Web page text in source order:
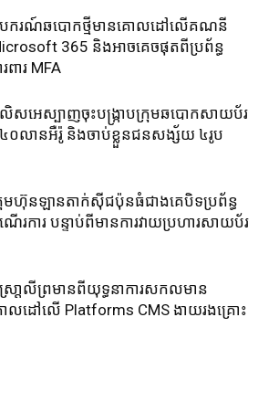
ករណ៍ឆបោកថ្មីមានគោលដៅលើគណនី
365 និងអាចគេចផុតពីប្រព័ន្ធ
រពារ MFA
សអេស្បាញចុះបង្រ្កាបក្រុមឆបោកសាយប័រ
០លានអឺរ៉ូ និងចាប់ខ្លួនជនសង្ស័យ ៤រូប
មហ៊ុនឡានតាក់ស៊ីជប៉ុនធំជាងគេបិទប្រព័ន្ធ
ើរការ បន្ទាប់ពីមានការវាយប្រហារសាយប័រ
រា្តលីព្រមានពីយុទ្ធនាការសកលមាន
លដៅលើ Platforms CMS ងាយរងគ្រោះ